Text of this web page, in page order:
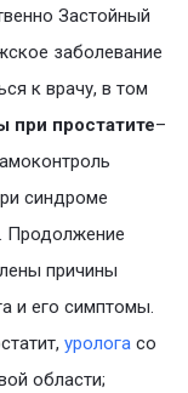
Застойный
заболевание
к врачу, в том
при простатите–
синдроме
Продолжение
причины
и его симптомы.
уролога со
области;